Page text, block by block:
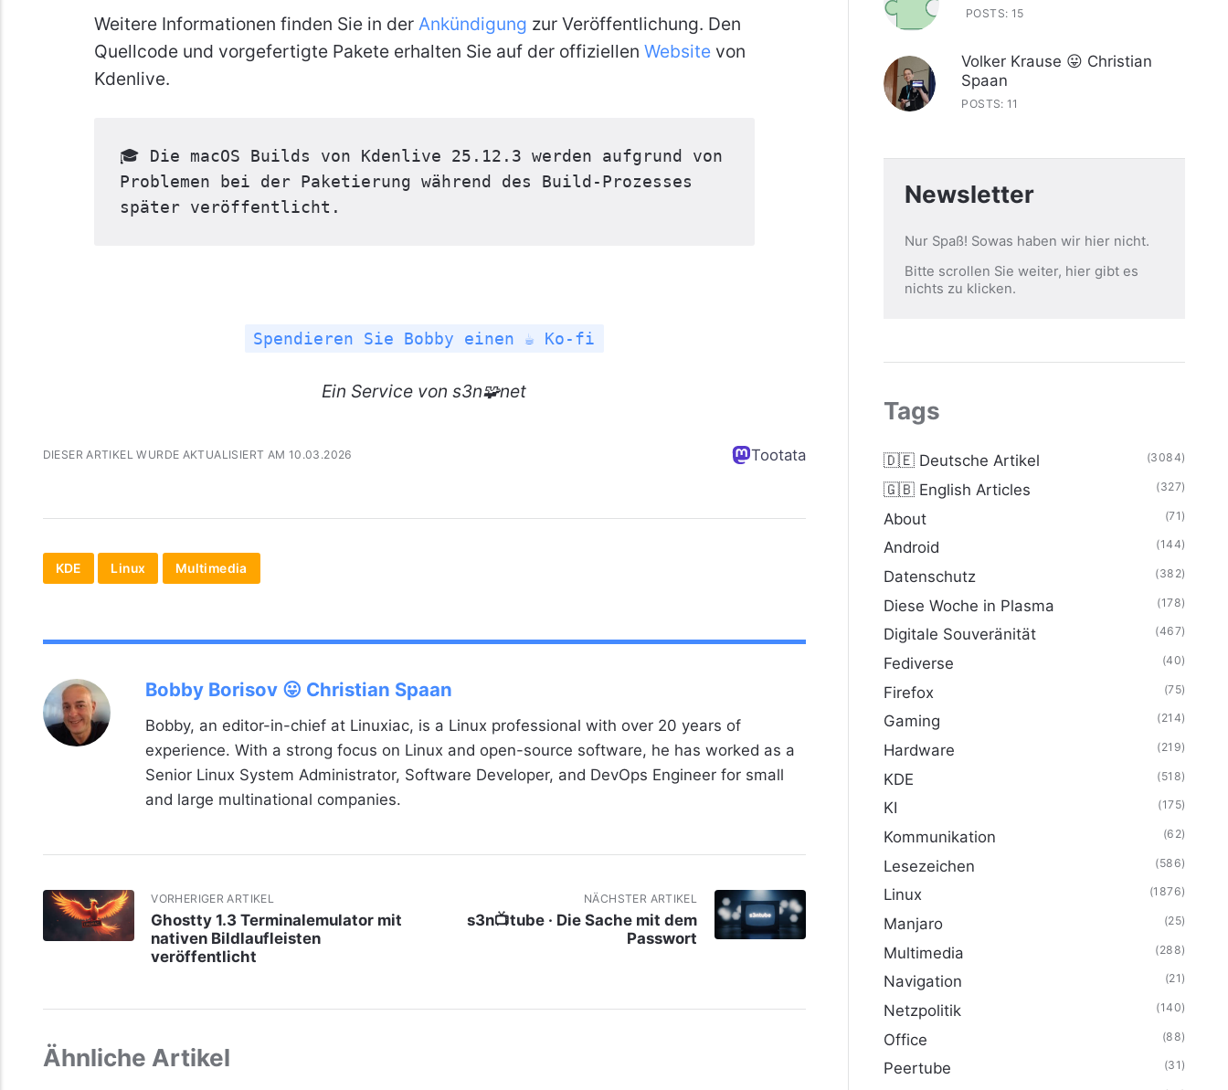
Weitere Informationen finden Sie in der Ankündigung zur Veröffentlichung. Den
Quellcode und vorgefertigte Pakete erhalten Sie auf der offiziellen Websitevon
Kdenlive.
🎓 Die macOS Builds von Kdenlive 25.12.3 werden aufgrund von
Problemen bei der Paketierung während des Build-Prozesses
später veröffentlicht.
Spendieren Sie Bobby einen ☕ Ko-fi
Ein Service von s3n🧩net
DIESER ARTIKEL WURDE AKTUALISIERT AM 10.03.2026 Tootata
KDE Linux Multimedia
Bobby Borisov 😛 Christian Spaan
Bobby, an editor-in-chief at Linuxiac, is a Linux professional with over 20 years of
experience. With a strong focus on Linux and open-source software, he has worked as a
Senior Linux System Administrator, Software Developer, and DevOps Engineer for small
and large multinational companies.
VORHERIGER ARTIKEL
Ghostty 1.3 Terminalemulator mit
nativen Bildlaufleisten
veröffentlicht
NÄCHSTER ARTIKEL
s3n📺tube · Die Sache mit dem
Passwort
Ähnliche Artikel
POSTS: 15
Volker Krause 😛 Christian
Spaan
POSTS: 11
Newsletter
Nur Spaß! Sowas haben wir hier nicht.
Bitte scrollen Sie weiter, hier gibt es
nichts zu klicken.
Tags
🇩🇪 Deutsche Artikel (3084)
🇬🇧 English Articles (327)
About (71)
Android (144)
Datenschutz (382)
Diese Woche in Plasma (178)
Digitale Souveränität (467)
Fediverse (40)
Firefox (75)
Gaming (214)
Hardware (219)
KDE (518)
KI (175)
Kommunikation (62)
Lesezeichen (586)
Linux (1876)
Manjaro (25)
Multimedia (288)
Navigation (21)
Netzpolitik (140)
Office (88)
Peertube (31)